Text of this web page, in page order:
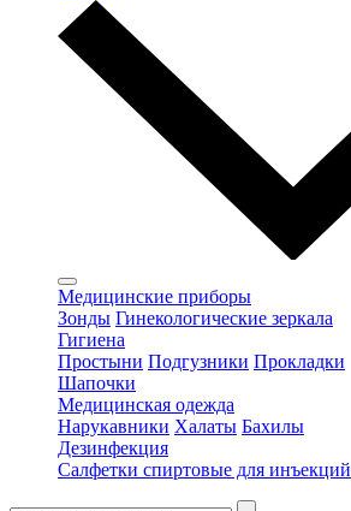
Медицинские приборы
Зонды Гинекологические зеркала
Гигиена
Простыни Подгузники Прокладки
Шапочки
Медицинская одежда
Нарукавники Халаты Бахилы
Дезинфекция
Салфетки спиртовые для инъекций